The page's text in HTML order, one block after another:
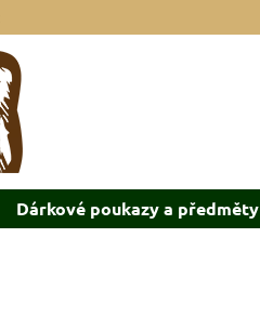
Dárkové poukazy a předměty